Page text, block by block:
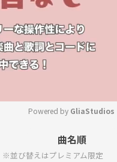
Mute
Powered by GliaStudios
曲名順
※並び替えはプレミアム限定